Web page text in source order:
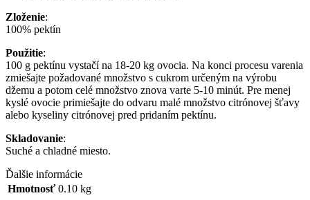
Zloženie:
100% pektín
Použitie:
100 g pektínu vystačí na 18-20 kg ovocia. Na konci procesu varenia
zmiešajte požadované množstvo s cukrom určeným na výrobu
džemu a potom celé množstvo znova varte 5-10 minút. Pre menej
kyslé ovocie primiešajte do odvaru malé množstvo citrónovej šťavy
alebo kyseliny citrónovej pred pridaním pektínu.
Skladovanie:
Suché a chladné miesto.
Ďalšie informácie
Hmotnosť 0.10 kg